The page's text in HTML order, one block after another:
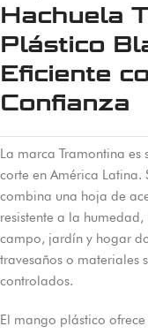
Hachuela
Plástico
Eficiente
Confianza
La marca Tramontina
corte en América
combina una hoja de
resistente a la
campo, jardín y hogar
travesaños o materiales
controlados.
El mango plástico